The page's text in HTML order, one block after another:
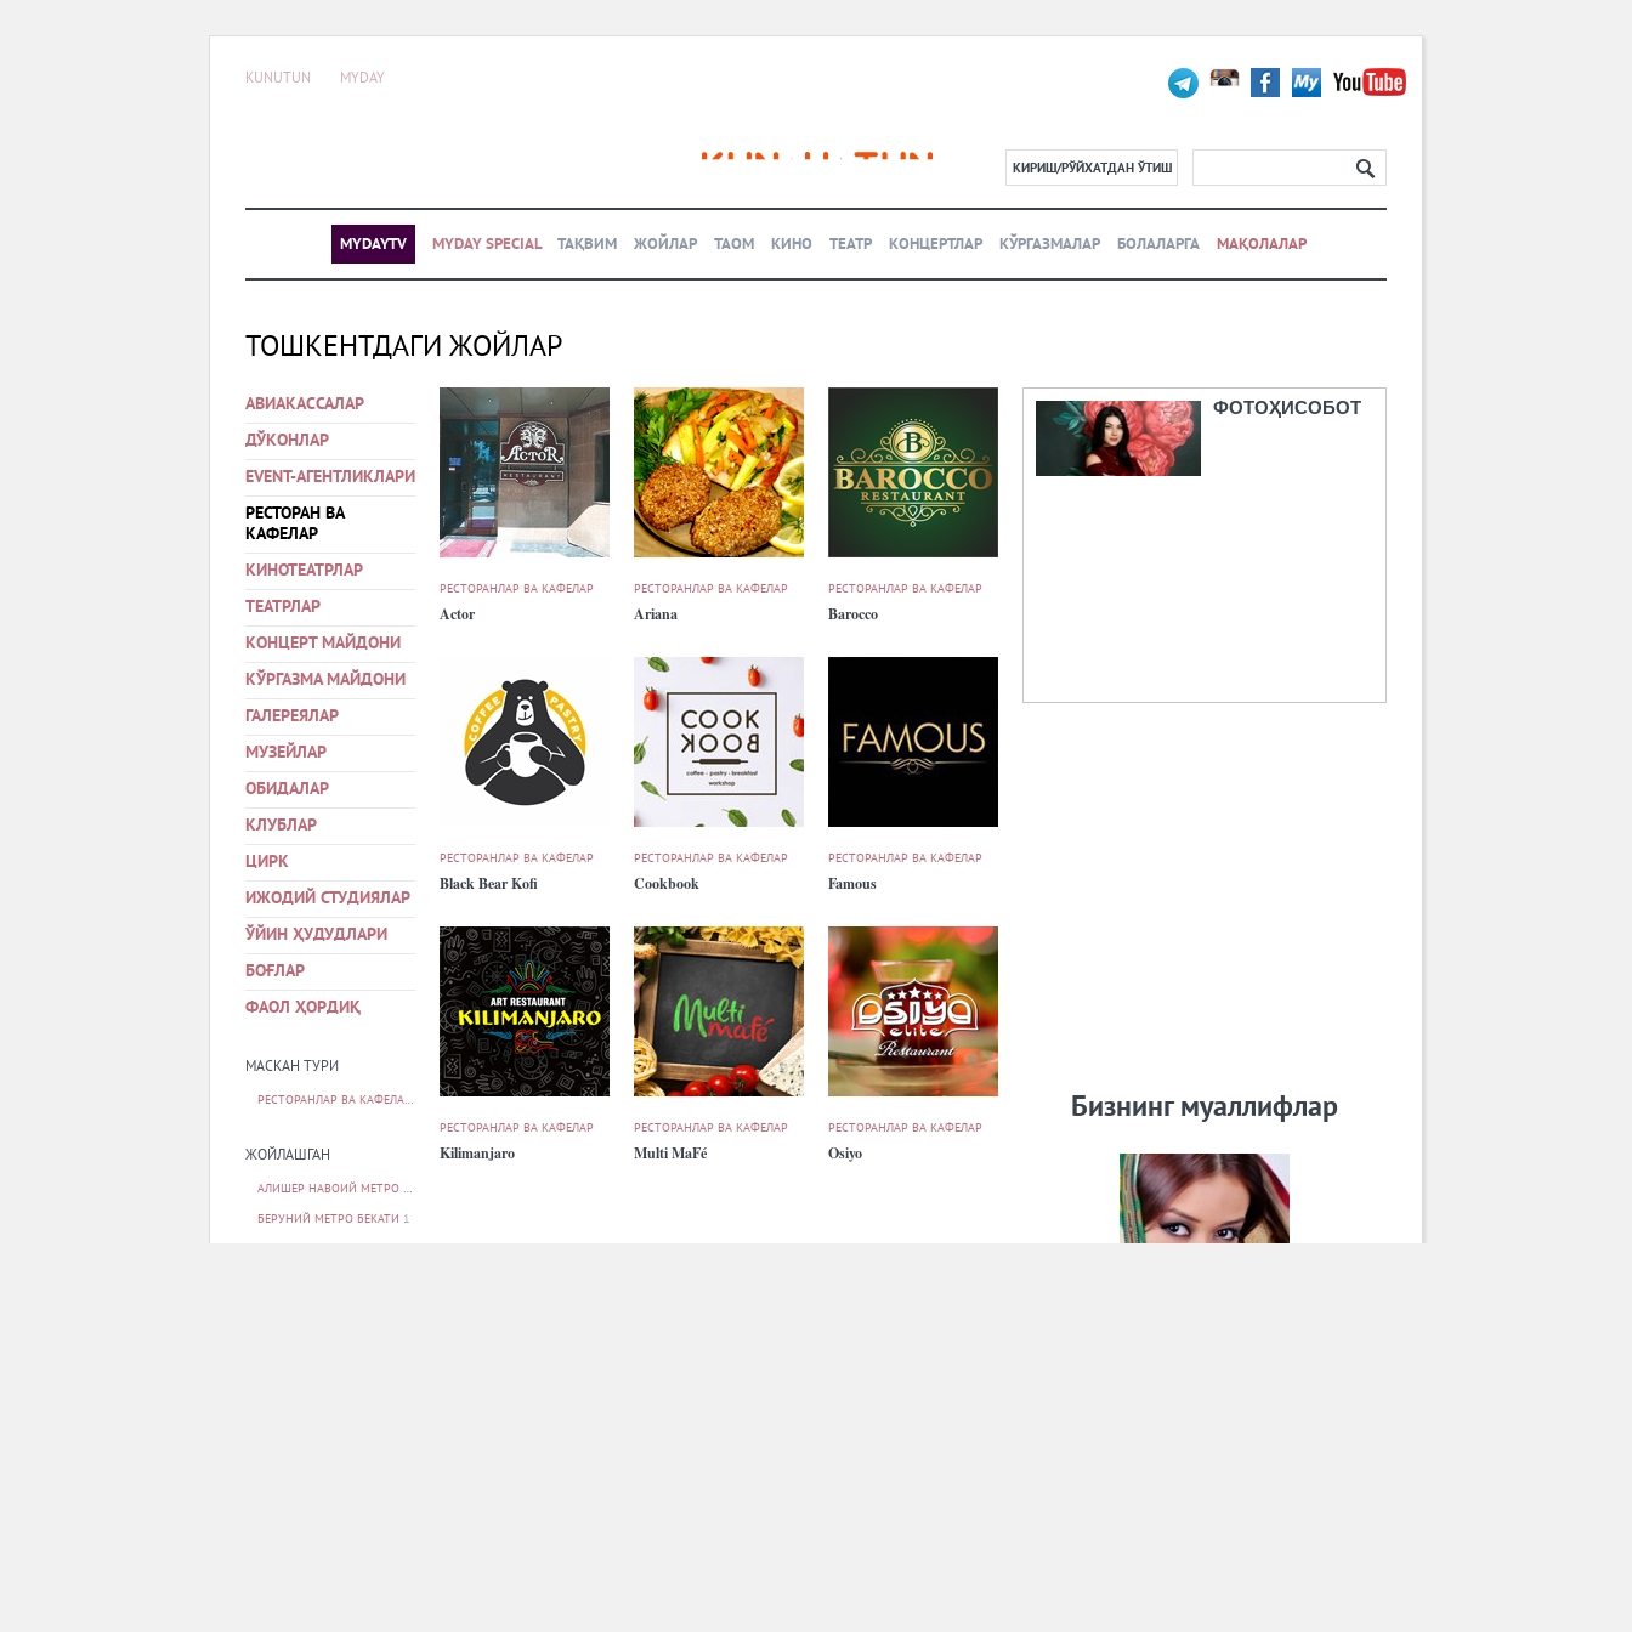
KUNUTUN MYDAY
КИРИШ/РЎЙХАТДАН ЎТИШ
MYDAYTV MYDAY SPECIAL ТАҚВИМ ЖОЙЛАР ТАОМ КИНО ТЕАТР КОНЦЕРТЛАР КЎРГАЗМАЛАР БОЛАЛАРГА МАҚОЛАЛАР
ТОШКЕНТДАГИ ЖОЙЛАР
АВИАКАССАЛАР
ДЎКОНЛАР
EVENT-АГЕНТЛИКЛАРИ
РЕСТОРАН ВА
КАФЕЛАР
КИНОТЕАТРЛАР
ТЕАТРЛАР
КОНЦЕРТ МАЙДОНИ
КЎРГАЗМА МАЙДОНИ
ГАЛЕРЕЯЛАР
МУЗЕЙЛАР
ОБИДАЛАР
КЛУБЛАР
ЦИРК
ИЖОДИЙ СТУДИЯЛАР
ЎЙИН ҲУДУДЛАРИ
БОҒЛАР
ФАОЛ ҲОРДИҚ
МАСКАН ТУРИ
РЕСТОРАНЛАР ВА КАФЕЛАР
ЖОЙЛАШГАН
АЛИШЕР НАВОИЙ МЕТРО БЕКАТИ
БЕРУНИЙ МЕТРО БЕКАТИ 1
РЕСТОРАНЛАР ВА КАФЕЛАР
Actor
РЕСТОРАНЛАР ВА КАФЕЛАР
Ariana
РЕСТОРАНЛАР ВА КАФЕЛАР
Barocco
РЕСТОРАНЛАР ВА КАФЕЛАР
Black Bear Kofi
РЕСТОРАНЛАР ВА КАФЕЛАР
Cookbook
РЕСТОРАНЛАР ВА КАФЕЛАР
Famous
РЕСТОРАНЛАР ВА КАФЕЛАР
Kilimanjaro
РЕСТОРАНЛАР ВА КАФЕЛАР
Multi MaFé
РЕСТОРАНЛАР ВА КАФЕЛАР
Osiyo
ФОТОҲИСОБОТ
Бизнинг муаллифлар